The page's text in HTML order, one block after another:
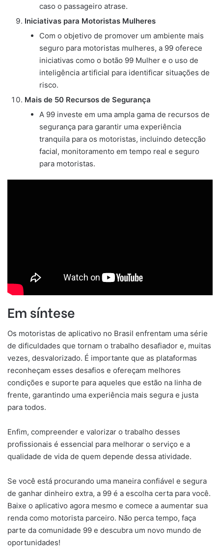
caso o passageiro atrase.
Iniciativas para Motoristas Mulheres
Com o objetivo de promover um ambiente mais
seguro para motoristas mulheres, a 99 oferece
iniciativas como o botão 99 Mulher e o uso de
inteligência artificial para identificar situações de
risco.
Mais de 50 Recursos de Segurança
A 99 investe em uma ampla gama de recursos de
segurança para garantir uma experiência
tranquila para os motoristas, incluindo detecção
facial, monitoramento em tempo real e seguro
para motoristas.
Em síntese
Os motoristas de aplicativo no Brasil enfrentam uma série
de dificuldades que tornam o trabalho desafiador e, muitas
vezes, desvalorizado. É importante que as plataformas
reconheçam esses desafios e ofereçam melhores
condições e suporte para aqueles que estão na linha de
frente, garantindo uma experiência mais segura e justa
para todos.
Enfim, compreender e valorizar o trabalho desses
profissionais é essencial para melhorar o serviço e a
qualidade de vida de quem depende dessa atividade.
Se você está procurando uma maneira confiável e segura
de ganhar dinheiro extra, a 99 é a escolha certa para você.
Baixe o aplicativo agora mesmo e comece a aumentar sua
renda como motorista parceiro. Não perca tempo, faça
parte da comunidade 99 e descubra um novo mundo de
oportunidades!